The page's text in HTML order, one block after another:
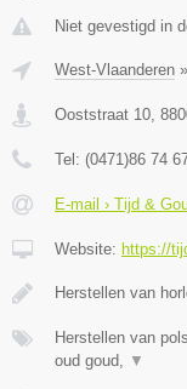
Niet gevestigd in
West-Vlaanderen »
Ooststraat 10
Tel: (0471)86 74
E-mail › Tijd &
Website: https://
Herstellen van
Herstellen van
oud goud,
▼